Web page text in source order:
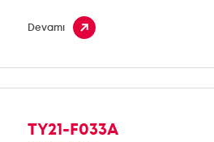
Devamı
TY21-F033A